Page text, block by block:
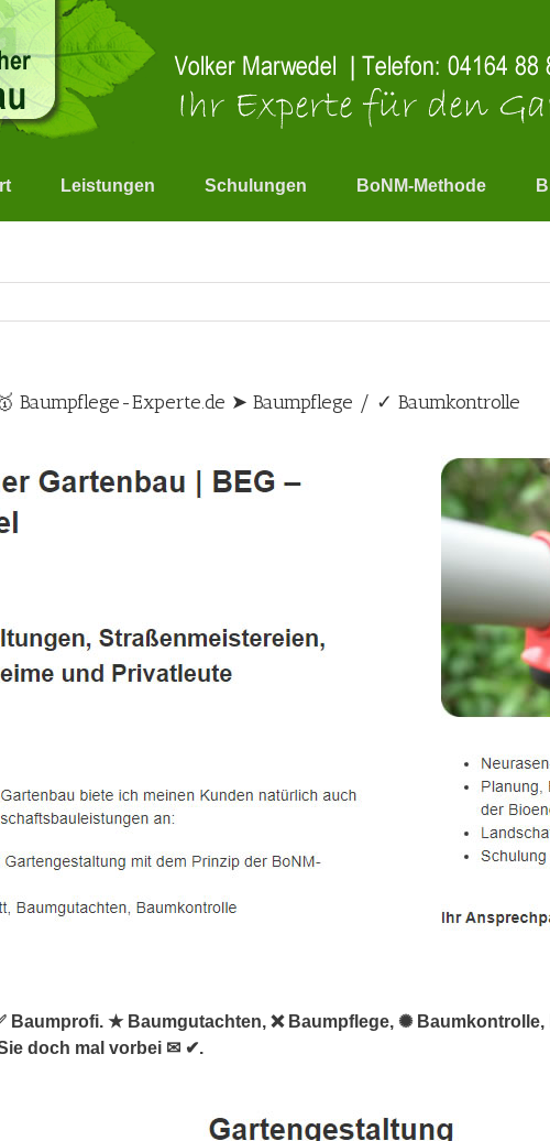
Leistungen Schulungen BoNM-Methode
Baumpflege-Experte.de ➤ Baumpflege / ✓ Baumkontrolle
Baumprofi. ★ Baumgutachten, ❌ Baumpflege, ✺
doch mal vorbei ✉ ✔.